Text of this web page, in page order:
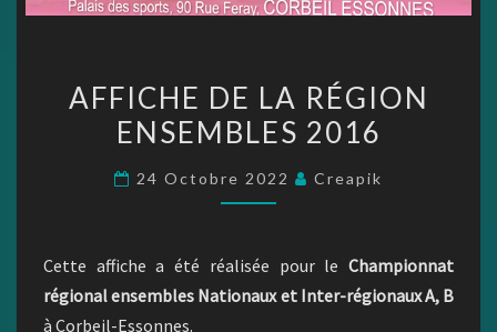
DE
LA
ENSEMBLES
AFFICHE DE LA RÉGION
ENSEMBLES 2016
24 Octobre 2022 Creapik
Cette affiche a été réalisée pour le Championnat
régional ensembles Nationaux et Inter-régionaux A, B
à Corbeil-Essonnes.